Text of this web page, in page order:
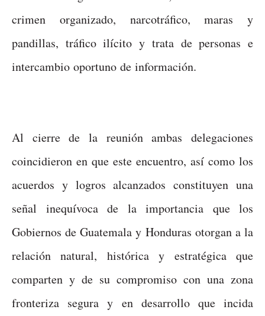
crimen organizado, narcotráfico, maras y
pandillas, tráfico ilícito y trata de personas e
intercambio oportuno de información.
Al cierre de la reunión ambas delegaciones
coincidieron en que este encuentro, así como los
acuerdos y logros alcanzados constituyen una
señal inequívoca de la importancia que los
Gobiernos de Guatemala y Honduras otorgan a la
relación natural, histórica y estratégica que
comparten y de su compromiso con una zona
fronteriza segura y en desarrollo que incida